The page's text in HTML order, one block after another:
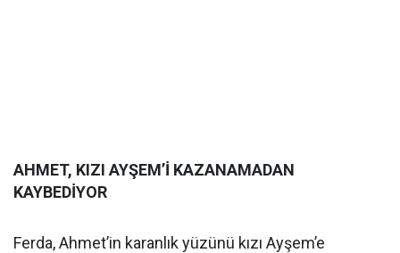
AHMET, KIZI AYŞEM’İ KAZANAMADAN
KAYBEDİYOR
Ferda, Ahmet’in karanlık yüzünü kızı Ayşem’e